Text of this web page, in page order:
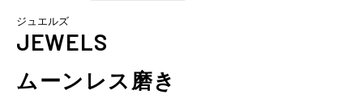
ジュエルズ
JEWELS
ムーンレス磨き